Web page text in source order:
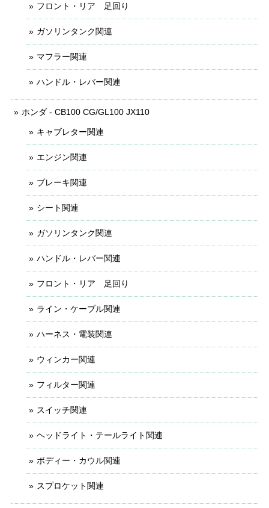
フロント・リア 足回り
ガソリンタンク関連
マフラー関連
ハンドル・レバー関連
ホンダ - CB100 CG/GL100 JX110
キャブレター関連
エンジン関連
ブレーキ関連
シート関連
ガソリンタンク関連
ハンドル・レバー関連
フロント・リア 足回り
ライン・ケーブル関連
ハーネス・電装関連
ウィンカー関連
フィルター関連
スイッチ関連
ヘッドライト・テールライト関連
ボディー・カウル関連
スプロケット関連